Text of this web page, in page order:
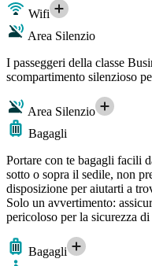
Wifi
Area Silenzio
I passeggeri della classe
scompartimento silenzioso
Area Silenzio
Bagagli
Portare con te bagagli facili
sotto o sopra il sedile, non
disposizione per aiutarti a
Solo un avvertimento:
pericoloso per la sicurezza
Bagagli